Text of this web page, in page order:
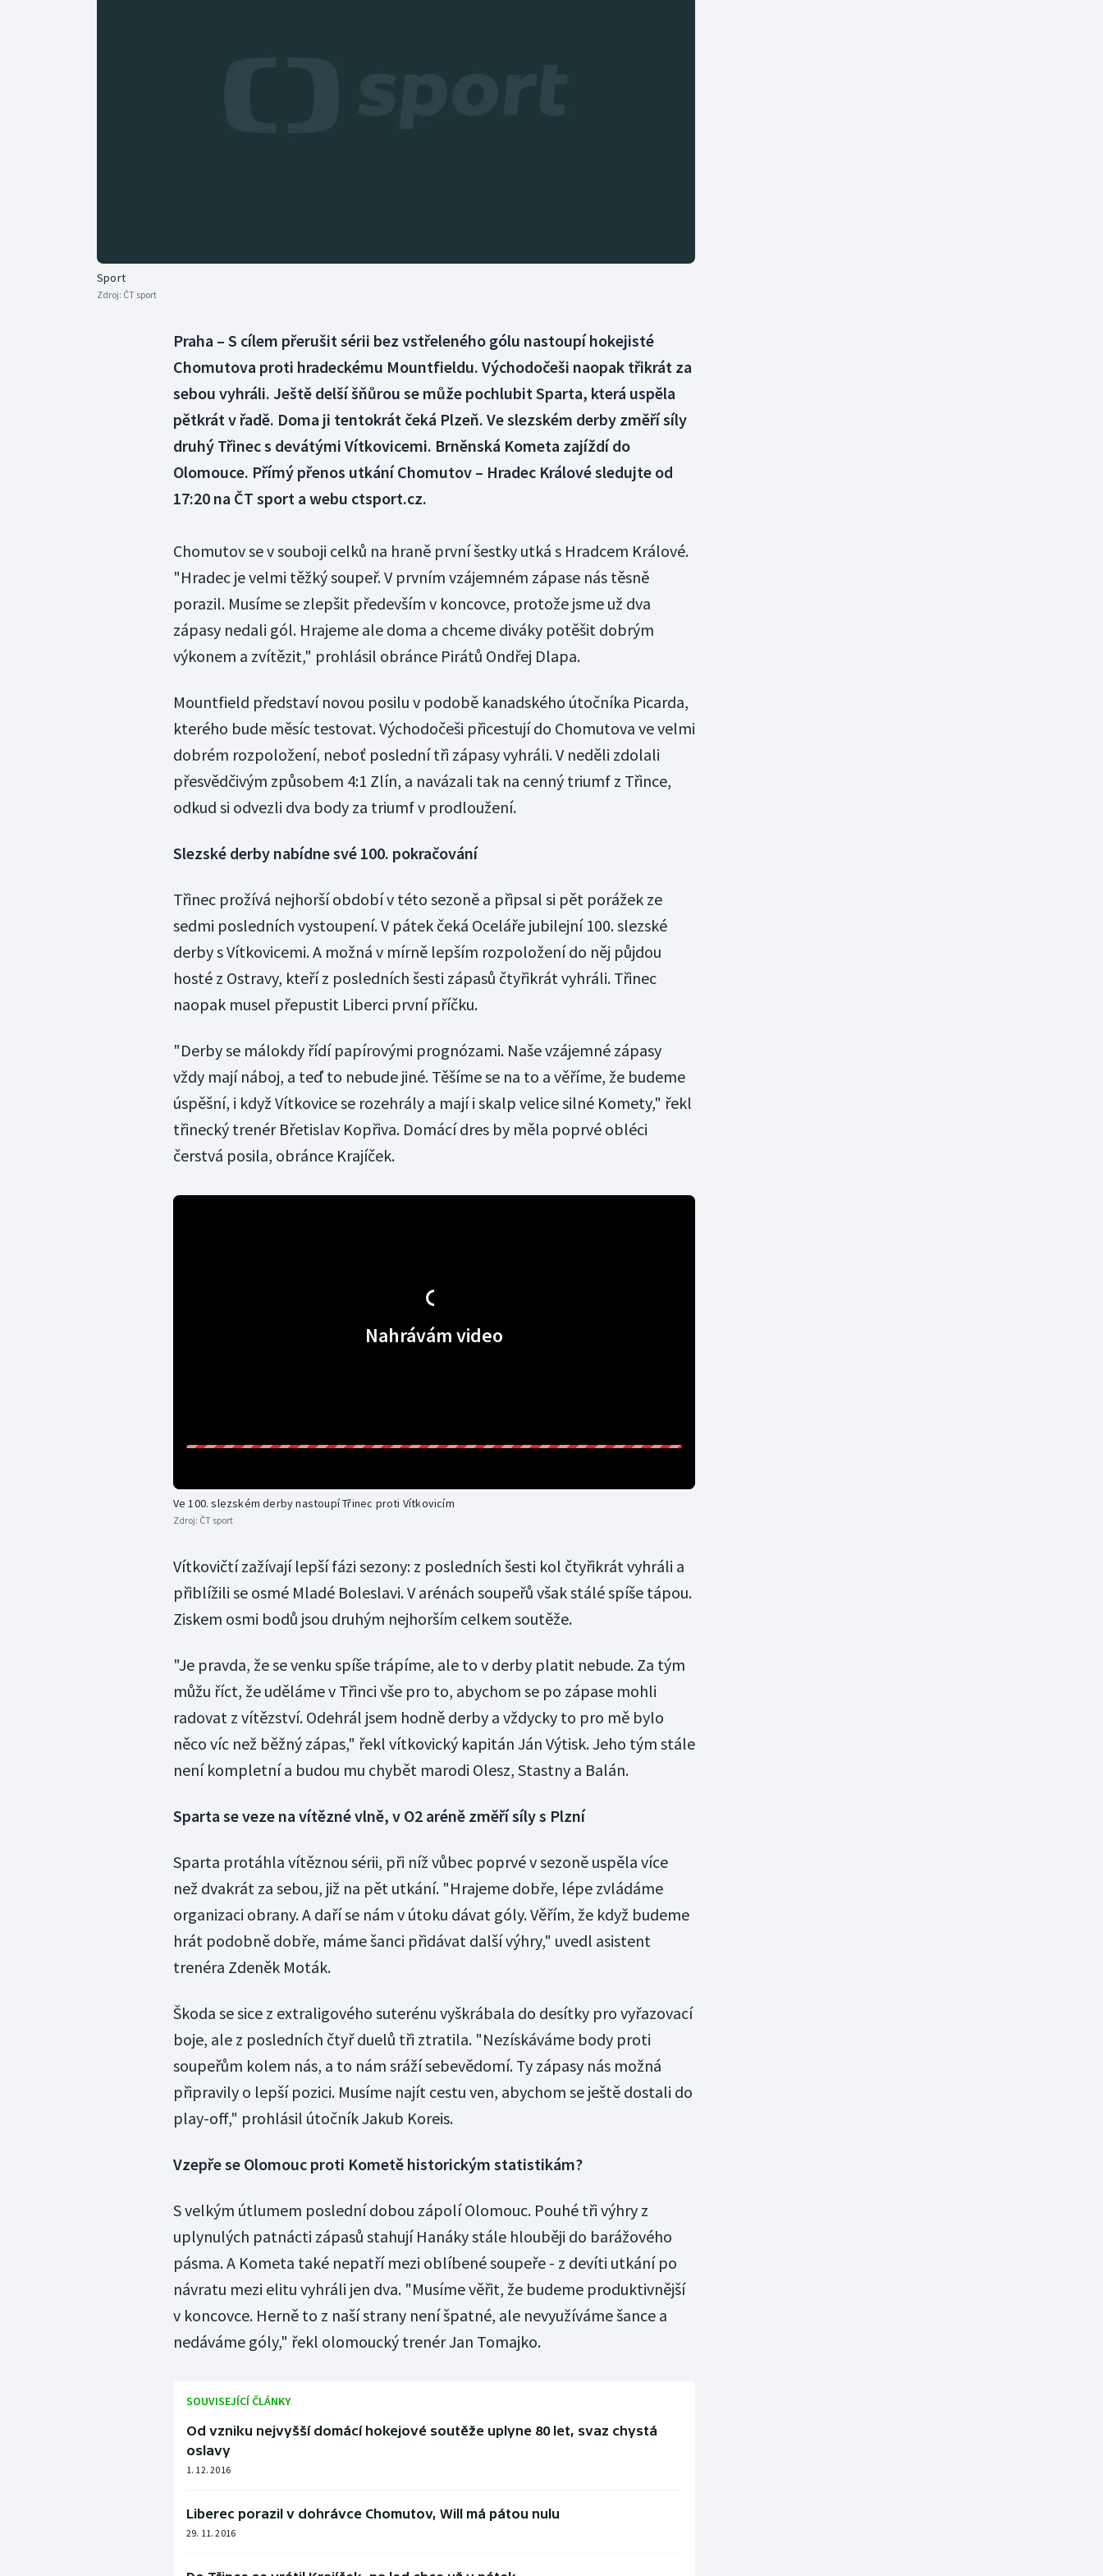
Sport
Zdroj: ČT sport
Praha – S cílem přerušit sérii bez vstřeleného gólu nastoupí hokejisté
Chomutova proti hradeckému Mountfieldu. Východočeši naopak třikrát za
sebou vyhráli. Ještě delší šňůrou se může pochlubit Sparta, která uspěla
pětkrát v řadě. Doma ji tentokrát čeká Plzeň. Ve slezském derby změří síly
druhý Třinec s devátými Vítkovicemi. Brněnská Kometa zajíždí do
Olomouce. Přímý přenos utkání Chomutov – Hradec Králové sledujte od
17:20 na ČT sport a webu ctsport.cz.
Chomutov se v souboji celků na hraně první šestky utká s Hradcem Králové.
"Hradec je velmi těžký soupeř. V prvním vzájemném zápase nás těsně
porazil. Musíme se zlepšit především v koncovce, protože jsme už dva
zápasy nedali gól. Hrajeme ale doma a chceme diváky potěšit dobrým
výkonem a zvítězit," prohlásil obránce Pirátů Ondřej Dlapa.
Mountfield představí novou posilu v podobě kanadského útočníka Picarda,
kterého bude měsíc testovat. Východočeši přicestují do Chomutova ve velmi
dobrém rozpoložení, neboť poslední tři zápasy vyhráli. V neděli zdolali
přesvědčivým způsobem 4:1 Zlín, a navázali tak na cenný triumf z Třince,
odkud si odvezli dva body za triumf v prodloužení.
Slezské derby nabídne své 100. pokračování
Třinec prožívá nejhorší období v této sezoně a připsal si pět porážek ze
sedmi posledních vystoupení. V pátek čeká Oceláře jubilejní 100. slezské
derby s Vítkovicemi. A možná v mírně lepším rozpoložení do něj půjdou
hosté z Ostravy, kteří z posledních šesti zápasů čtyřikrát vyhráli. Třinec
naopak musel přepustit Liberci první příčku.
"Derby se málokdy řídí papírovými prognózami. Naše vzájemné zápasy
vždy mají náboj, a teď to nebude jiné. Těšíme se na to a věříme, že budeme
úspěšní, i když Vítkovice se rozehrály a mají i skalp velice silné Komety," řekl
třinecký trenér Břetislav Kopřiva. Domácí dres by měla poprvé obléci
čerstvá posila, obránce Krajíček.
Nahrávám video
Ve 100. slezském derby nastoupí Třinec proti Vítkovicím
Zdroj: ČT sport
Vítkovičtí zažívají lepší fázi sezony: z posledních šesti kol čtyřikrát vyhráli a
přiblížili se osmé Mladé Boleslavi. V arénách soupeřů však stálé spíše tápou.
Ziskem osmi bodů jsou druhým nejhorším celkem soutěže.
"Je pravda, že se venku spíše trápíme, ale to v derby platit nebude. Za tým
můžu říct, že uděláme v Třinci vše pro to, abychom se po zápase mohli
radovat z vítězství. Odehrál jsem hodně derby a vždycky to pro mě bylo
něco víc než běžný zápas," řekl vítkovický kapitán Ján Výtisk. Jeho tým stále
není kompletní a budou mu chybět marodi Olesz, Stastny a Balán.
Sparta se veze na vítězné vlně, v O2 aréně změří síly s Plzní
Sparta protáhla vítěznou sérii, při níž vůbec poprvé v sezoně uspěla více
než dvakrát za sebou, již na pět utkání. "Hrajeme dobře, lépe zvládáme
organizaci obrany. A daří se nám v útoku dávat góly. Věřím, že když budeme
hrát podobně dobře, máme šanci přidávat další výhry," uvedl asistent
trenéra Zdeněk Moták.
Škoda se sice z extraligového suterénu vyškrábala do desítky pro vyřazovací
boje, ale z posledních čtyř duelů tři ztratila. "Nezískáváme body proti
soupeřům kolem nás, a to nám sráží sebevědomí. Ty zápasy nás možná
připravily o lepší pozici. Musíme najít cestu ven, abychom se ještě dostali do
play-off," prohlásil útočník Jakub Koreis.
Vzepře se Olomouc proti Kometě historickým statistikám?
S velkým útlumem poslední dobou zápolí Olomouc. Pouhé tři výhry z
uplynulých patnácti zápasů stahují Hanáky stále hlouběji do barážového
pásma. A Kometa také nepatří mezi oblíbené soupeře - z devíti utkání po
návratu mezi elitu vyhráli jen dva. "Musíme věřit, že budeme produktivnější
v koncovce. Herně to z naší strany není špatné, ale nevyužíváme šance a
nedáváme góly," řekl olomoucký trenér Jan Tomajko.
SOUVISEJÍCÍ ČLÁNKY
Od vzniku nejvyšší domácí hokejové soutěže uplyne 80 let, svaz chystá
oslavy
1. 12. 2016
Liberec porazil v dohrávce Chomutov, Will má pátou nulu
29. 11. 2016